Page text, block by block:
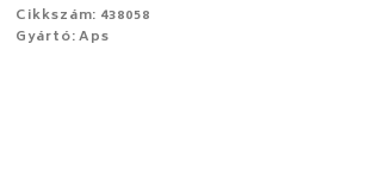
Cikkszám: 438058
Gyártó: Aps